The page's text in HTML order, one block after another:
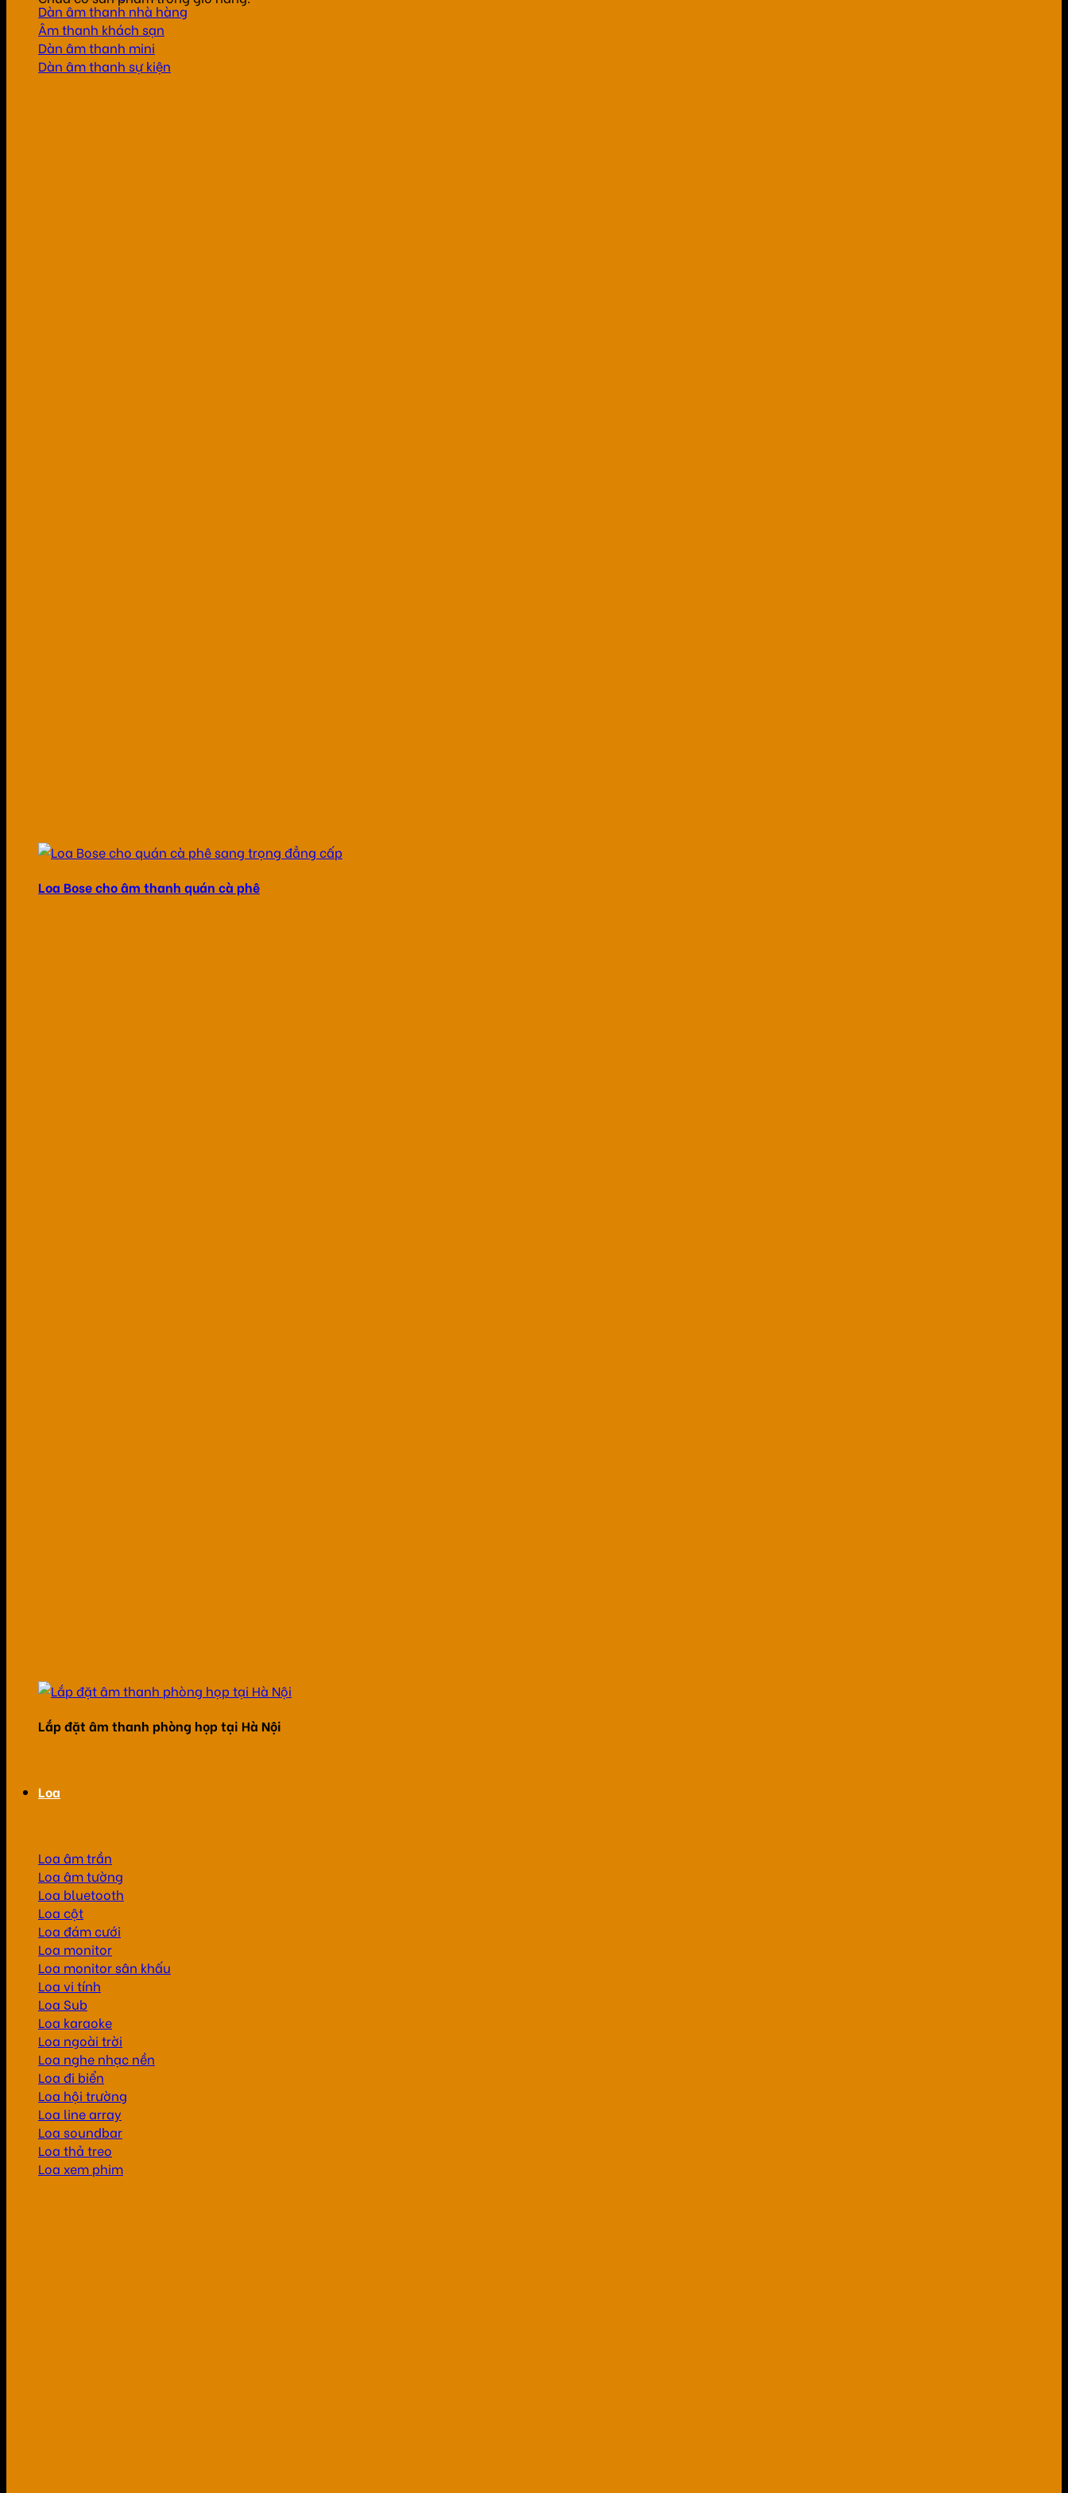
Dàn âm thanh nhà hàng
Âm thanh khách sạn
Dàn âm thanh mini
Dàn âm thanh sự kiện
Loa Bose cho âm thanh quán cà phê
Lắp đặt âm thanh phòng họp tại Hà Nội
Loa
Loa âm trần
Loa âm tường
Loa bluetooth
Loa cột
Loa đám cưới
Loa monitor
Loa monitor sân khấu
Loa vi tính
Loa Sub
Loa karaoke
Loa ngoài trời
Loa nghe nhạc nền
Loa đi biển
Loa hội trường
Loa line array
Loa soundbar
Loa thả treo
Loa xem phim